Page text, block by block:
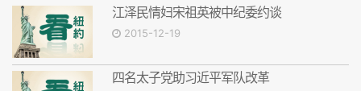
江泽民情妇宋祖英被中纪委约谈
2015-12-19
四名太子党助习近平军队改革